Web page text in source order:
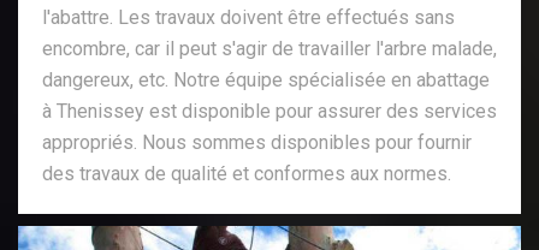
l'abattre. Les travaux doivent être effectués sans
encombre, car il peut s'agir de travailler l'arbre malade,
dangereux, etc. Notre équipe spécialisée en abattage
à Thenissey est disponible pour assurer des services
appropriés. Nous sommes disponibles pour fournir
des travaux de qualité et conformes aux normes.